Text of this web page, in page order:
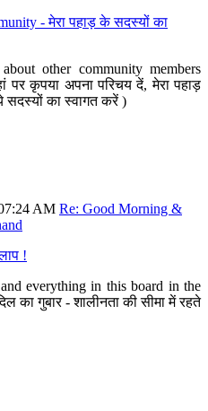
- मेरा पहाड़ के सदस्यों का
other community members
पर कृपया अपना परिचय दें, मेरा पहाड़
का स्वागत करें )
AM Re: Good Morning &
!
everything in this board in the
का गुबार - शालीनता की सीमा में रहते